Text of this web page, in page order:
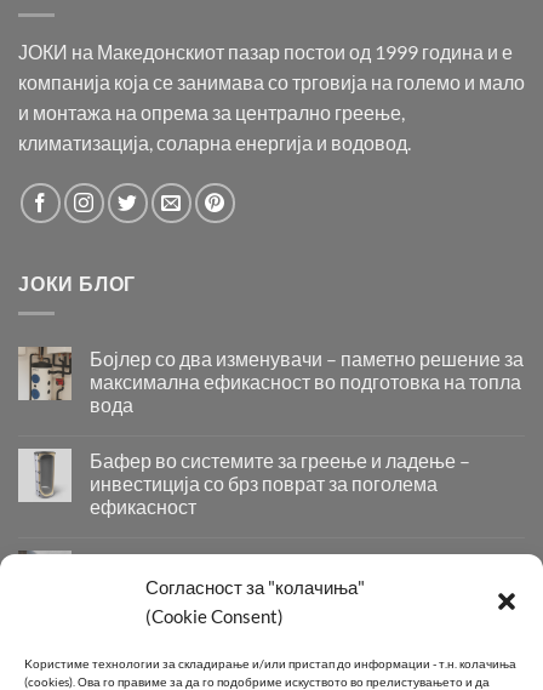
Согласност за "колачиња"
(Cookie Consent)
Kористиме технологии за складирање и/или пристап до информации - т.н. колачиња
(cookies).Ова го правиме за да го подобриме искуството во прелистувањето и да
ЈОКИ на Македонскиот пазар постои од 1999 година и е
компанија која се занимава со трговија на големо и мало
и монтажа на опрема за централно греење,
климатизација, соларна енергија и водовод.
ЈОКИ БЛОГ
Бојлер со два изменувачи – паметно решение за
максимална ефикасност во подготовка на топла
вода
со
два
изменувачи
–
решение
максимална
ефикасност
подготовка
на
Бафер во системите за греење и ладење –
инвестиција со брз поврат за поголема
ефикасност
во
–
Придобивки од Инсталирање на Современи
Системи за Греење и Ладење
Придобивки
КОНТАКТ